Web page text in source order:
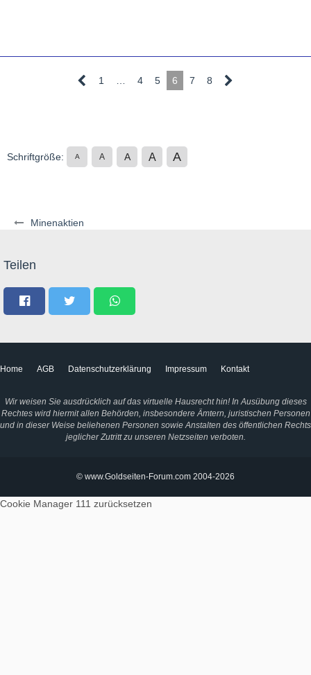
Minenaktien
1 4 5 6 7 8
Schriftgröße: A A A A A
Teilen
Home AGB Datenschutzerklärung Impressum Kontakt
Wir weisen Sie ausdrücklich auf das virtuelle Hausrecht hin! In Ausübung dieses
Rechtes wird hiermit allen Behörden, insbesondere Ämtern, juristischen Personen
und in dieser Weise beliehenen Personen sowie Anstalten des öffentlichen Rechts
jeglicher Zutritt zu unseren Netzseiten verboten.
© www.Goldseiten-Forum.com 2004-2026
Cookie Manager 111 zurücksetzen